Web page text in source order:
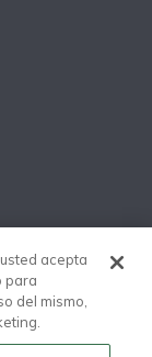
acepta
para
del mismo,